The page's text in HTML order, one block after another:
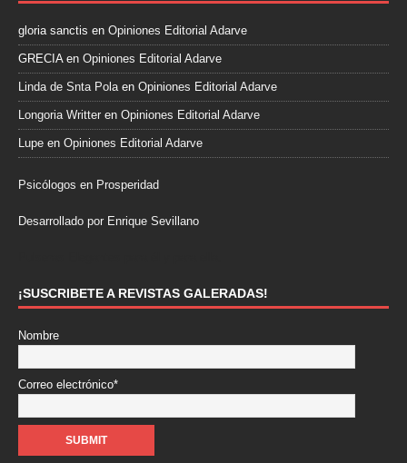
gloria sanctis en Opiniones Editorial Adarve
GRECIAen Opiniones Editorial Adarve
Linda de Snta Polaen Opiniones Editorial Adarve
Longoria Writter en Opiniones Editorial Adarve
Lupe en Opiniones Editorial Adarve
Psicólogos en Prosperidad
Desarrollado por Enrique Sevillano
¡SUSCRIBETE A REVISTAS GALERADAS!
Nombre
Correo electrónico*